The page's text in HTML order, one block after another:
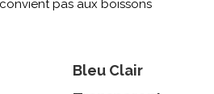
pas aux boissons
Bleu Clair